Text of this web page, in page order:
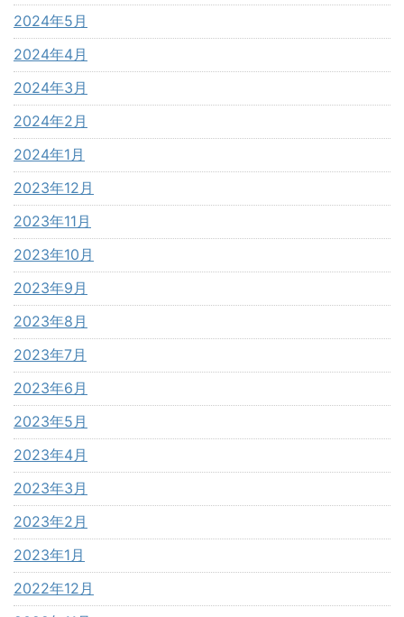
2024年5月
2024年4月
2024年3月
2024年2月
2024年1月
2023年12月
2023年11月
2023年10月
2023年9月
2023年8月
2023年7月
2023年6月
2023年5月
2023年4月
2023年3月
2023年2月
2023年1月
2022年12月